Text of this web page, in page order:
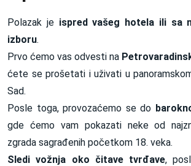
Polazak je ispred vašeg hotela ili sa
izboru.
Prvo ćemo vas odvesti na
ćete se prošetati i uživati u
Sad.
Posle toga, provozaćemo se do
gde ćemo vam pokazati neke od
zgrada sagrađenih početkom 18. veka.
Sledi vožnja oko čitave tvrđave,